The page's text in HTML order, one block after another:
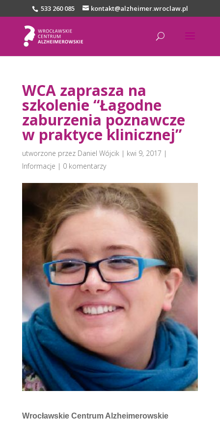
533 260 085 kontakt@alzheimer.wroclaw.pl
WCA zaprasza na
szkolenie “Łagodne
zaburzenia poznawcze
w praktyce klinicznej”
utworzone przez Daniel Wójcik| kwi 9, 2017 |
Informacje | 0 komentarzy
Wrocławskie Centrum Alzheimerowskie